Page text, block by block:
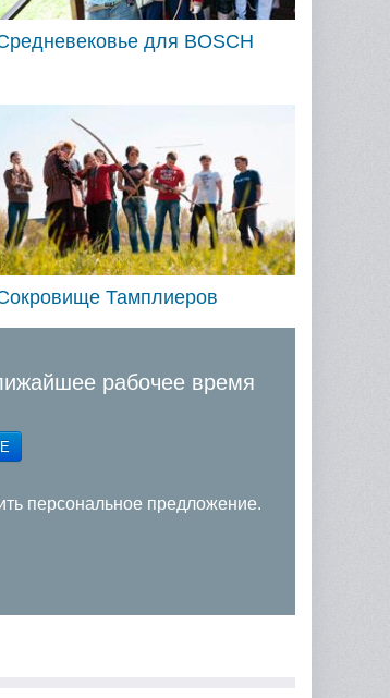
для BOSCH
Тамплиеров
рабочее время
персональное предложение.